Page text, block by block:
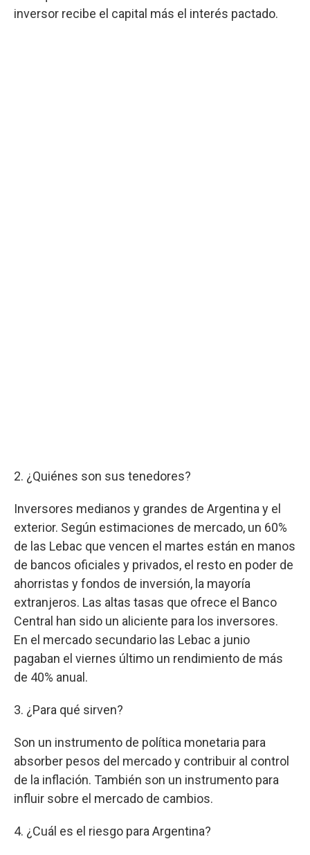
inversor recibe el capital más el interés pactado.
2. ¿Quiénes son sus tenedores?
Inversores medianos y grandes de Argentina y el
exterior. Según estimaciones de mercado, un 60%
de las Lebac que vencen el martes están en manos
de bancos oficiales y privados, el resto en poder de
ahorristas y fondos de inversión, la mayoría
extranjeros. Las altas tasas que ofrece el Banco
Central han sido un aliciente para los inversores.
En el mercado secundario las Lebac a junio
pagaban el viernes último un rendimiento de más
de 40% anual.
3. ¿Para qué sirven?
Son un instrumento de política monetaria para
absorber pesos del mercado y contribuir al control
de la inflación. También son un instrumento para
influir sobre el mercado de cambios.
4. ¿Cuál es el riesgo para Argentina?